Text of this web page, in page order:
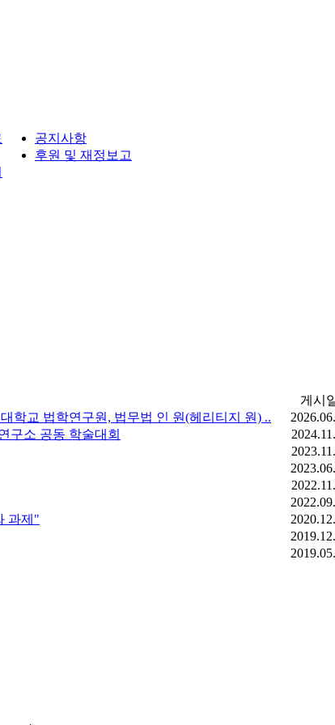
공지사항
후원 및 재정보고
게시
학교 법학연구원, 법무법 인 원(헤리티지 원) ..
구소 공동 학술대회
과제"